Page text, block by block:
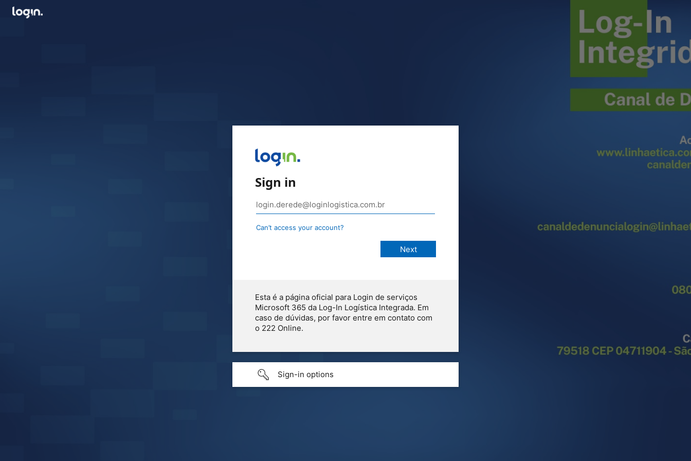
Sign in
Can’t access your account?
Esta é a página oficial para Login de serviços
Microsoft 365 da Log-In Logística Integrada. Em
caso de dúvidas, por favor entre em contato com
o 222 Online.
Sign-in options